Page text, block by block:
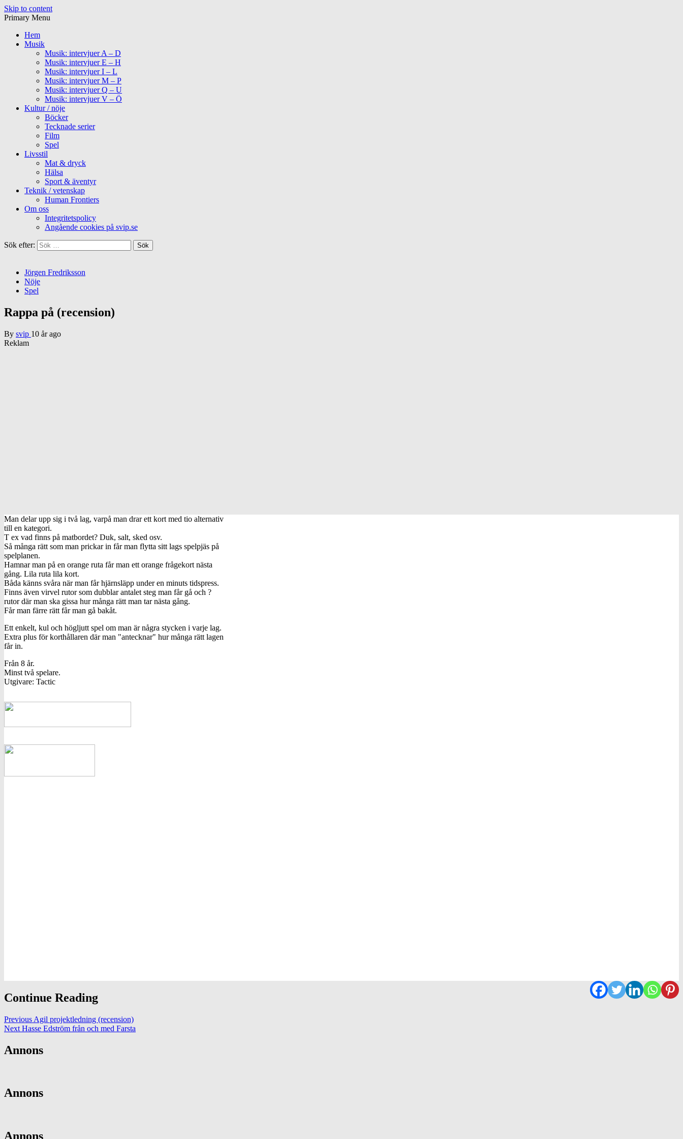
Skip to content
Primary Menu
Hem
Musik
Musik: intervjuer A – D
Musik: intervjuer E – H
Musik: intervjuer I – L
Musik: intervjuer M – P
Musik: intervjuer Q – U
Musik: intervjuer V – Ö
Kultur / nöje
Böcker
Tecknade serier
Film
Spel
Livsstil
Mat & dryck
Hälsa
Sport & äventyr
Teknik / vetenskap
Human Frontiers
Om oss
Integritetspolicy
Angående cookies på svip.se
Sök efter:
Jörgen Fredriksson
Nöje
Spel
Rappa på (recension)
By svip 10 år ago
Reklam
Man delar upp sig i två lag, varpå man drar ett kort med tio alternativ
till en kategori.
T ex vad finns på matbordet? Duk, salt, sked osv.
Så många rätt som man prickar in får man flytta sitt lags spelpjäs på
spelplanen.
Hamnar man på en orange ruta får man ett orange frågekort nästa
gång. Lila ruta lila kort.
Båda känns svåra när man får hjärnsläpp under en minuts tidspress.
Finns även virvel rutor som dubblar antalet steg man får gå och ?
rutor där man ska gissa hur många rätt man tar nästa gång.
Får man färre rätt får man gå bakåt.
Ett enkelt, kul och högljutt spel om man är några stycken i varje lag.
Extra plus för korthållaren där man "antecknar" hur många rätt lagen
får in.
Från 8 år.
Minst två spelare.
Utgivare: Tactic
Continue Reading
Previous Agil projektledning (recension)
Next Hasse Edström från och med Farsta
Annons
Annons
Annons